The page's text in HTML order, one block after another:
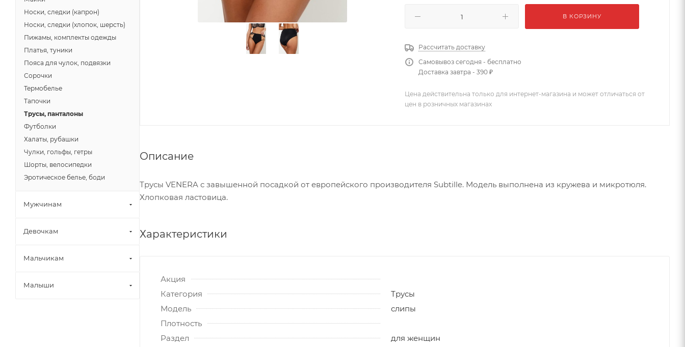
В КОРЗИНУ
Рассчитать доставку
Самовывоз сегодня - бесплатно
Доставка завтра - 390 ₽
Цена действительна только для интернет-магазина и может отличаться от
цен в розничных магазинах
Описание
Трусы VENERA с завышенной посадкой от европейского производителя Subtille. Модель выполнена из кружева и микротюля.
Хлопковая ластовица.
Характеристики
Акция
Категория
Трусы
Модель
слипы
Плотность
Раздел
для женщин
Носки, следки (капрон)
Носки, следки (хлопок, шерсть)
Пижамы, комплекты одежды
Платья, туники
Пояса для чулок, подвязки
Сорочки
Термобелье
Тапочки
Трусы, панталоны
Футболки
Халаты, рубашки
Чулки, гольфы, гетры
Шорты, велосипедки
Эротическое белье, боди
Мужчинам
Девочкам
Мальчикам
Малыши